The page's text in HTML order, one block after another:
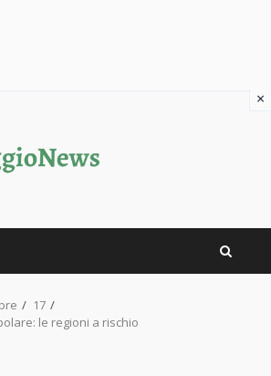
17
le regioni a rischio
×